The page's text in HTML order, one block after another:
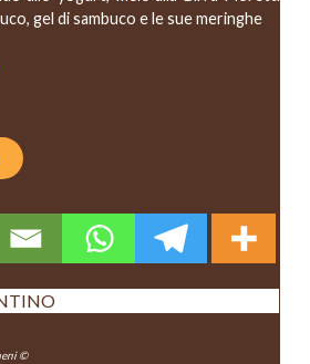
gel di sambuco e le sue meringhe
©